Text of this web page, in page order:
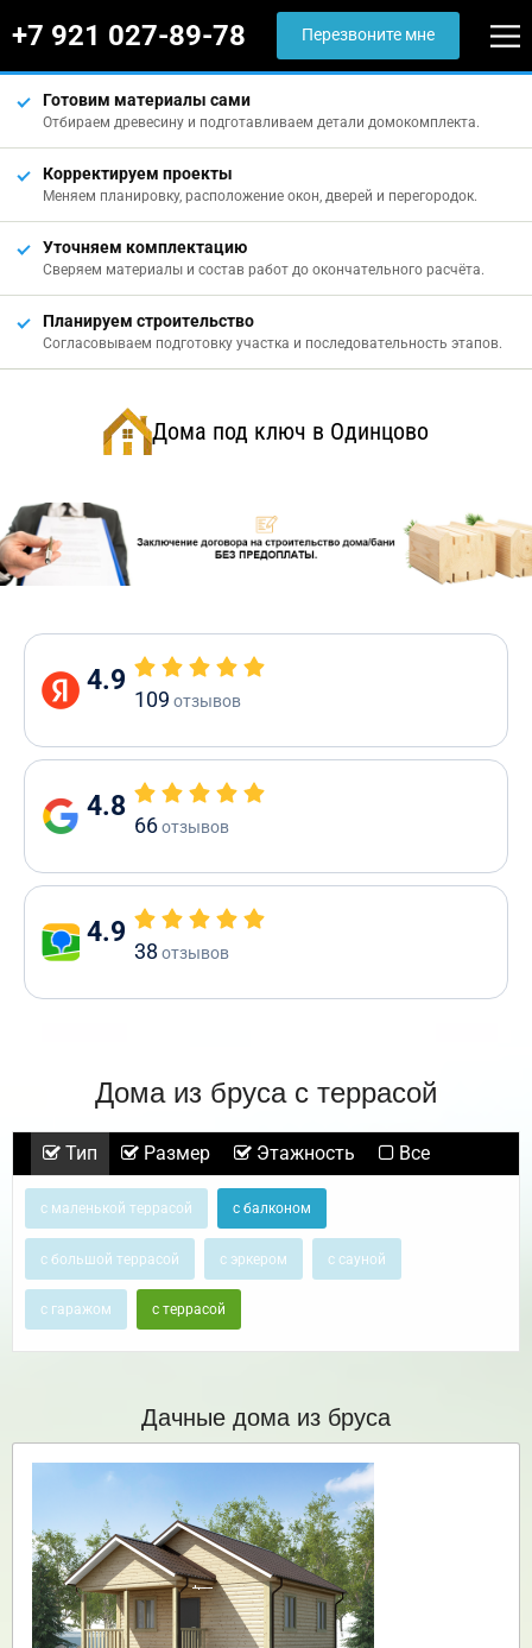
+7 921 027-89-78 Перезвоните мне
Готовим материалы сами
Отбираем древесину и подготавливаем детали домокомплекта.
Корректируем проекты
Меняем планировку, расположение окон, дверей и перегородок.
Уточняем комплектацию
Сверяем материалы и состав работ до окончательного расчёта.
Планируем строительство
Согласовываем подготовку участка и последовательность этапов.
Дома под ключ в Одинцово
4.9
109 отзывов
4.8
66отзывов
4.9
38 отзывов
Дома из бруса с террасой
Тип Размер Этажность Все
с маленькой террасой с балконом
с большой террасой с эркером с сауной
с гаражом с террасой
Дачные дома из бруса